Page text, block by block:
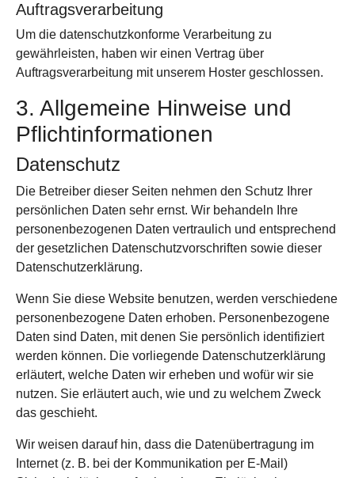
Auftragsverarbeitung
Um die datenschutzkonforme Verarbeitung zu
gewährleisten, haben wir einen Vertrag über
Auftragsverarbeitung mit unserem Hoster geschlossen.
3. Allgemeine Hinweise und
Pflicht­informationen
Datenschutz
Die Betreiber dieser Seiten nehmen den Schutz Ihrer
persönlichen Daten sehr ernst. Wir behandeln Ihre
personenbezogenen Daten vertraulich und entsprechend
der gesetzlichen Datenschutzvorschriften sowie dieser
Datenschutzerklärung.
Wenn Sie diese Website benutzen, werden verschiedene
personenbezogene Daten erhoben. Personenbezogene
Daten sind Daten, mit denen Sie persönlich identifiziert
werden können. Die vorliegende Datenschutzerklärung
erläutert, welche Daten wir erheben und wofür wir sie
nutzen. Sie erläutert auch, wie und zu welchem Zweck
das geschieht.
Wir weisen darauf hin, dass die Datenübertragung im
Internet (z. B. bei der Kommunikation per E-Mail)